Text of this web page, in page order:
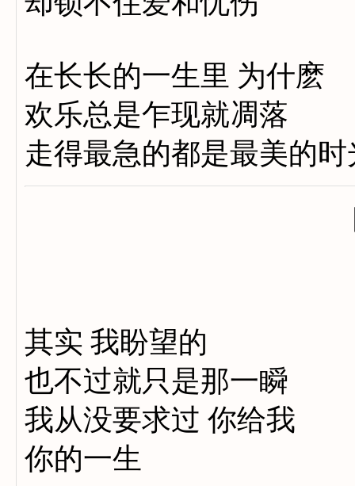
在长长的一生里 为什麽
欢乐总是乍现就凋落
走得最急的都是最美的时
其实 我盼望的
也不过就只是那一瞬
我从没要求过 你给我
你的一生